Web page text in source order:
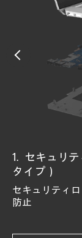
セキュリ
タイプ）
セキュリティ
防止
HP Tamper
ハードウェア
プライバ
スライド式の
を保護
指紋認証セ
Windows Hello
HP Sure
ネットワーク
旧
HP Sure
ウイルス対策
を監視
HP Sure
侵入される前に
HP Sure
BIOS攻撃から
※NIST SP800-
ネットワーク経
HP
GPTの不正な
完全消去
※NIST SP 800-
HP
HDDからデー
防止
※NIST SP 800-
TPM 2.0
暗号化キーの
※ISO 11889 準
HP
BIOSレベルの
プ